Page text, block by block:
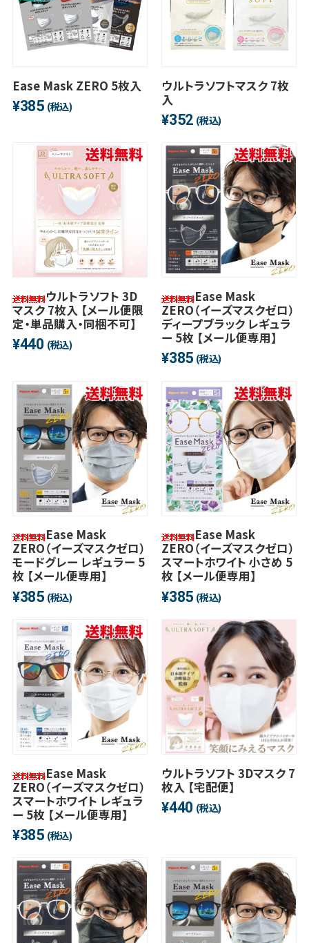
Ease Mask ZERO 5枚入
¥385 (税込)
ウルトラソフトマスク 7枚
入
¥352 (税込)
ウルトラソフト 3D
マスク 7枚入 【メール便限
定・単品購入・同梱不可】
¥440 (税込)
Ease Mask
ZERO（イーズマスクゼロ）
ディープブラック レギュラ
ー 5枚 【メール便専用】
¥385 (税込)
Ease Mask
ZERO（イーズマスクゼロ）
モードグレー レギュラー 5
枚 【メール便専用】
¥385 (税込)
Ease Mask
ZERO（イーズマスクゼロ）
スマートホワイト 小さめ 5
枚 【メール便専用】
¥385 (税込)
Ease Mask
ZERO（イーズマスクゼロ）
スマートホワイト レギュラ
ー 5枚 【メール便専用】
¥385 (税込)
ウルトラソフト 3Dマスク 7
枚入 【宅配便】
¥440 (税込)